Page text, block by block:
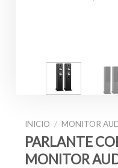
INICIO / MONITOR
PARLANTE
MONITOR